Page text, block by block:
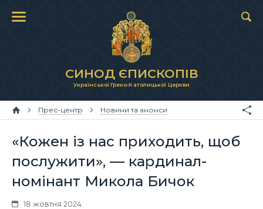
СИНОД ЄПИСКОПІВ
Української Греко-Католицької Церкви
Прес-центр Новини та анонси
«Кожен із нас приходить, щоб
послужити», — кардинал-
номінант Микола Бичок
18 жовтня 2024